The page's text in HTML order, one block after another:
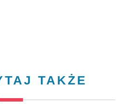
TAKŻE